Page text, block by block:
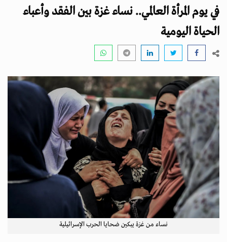
g
a
n
في يوم المرأة العالمي.. نساء غزة بين الفقد وأعباء
الحياة اليومية
نساء من غزة يبكين ضحايا الحرب الإسرائيلية